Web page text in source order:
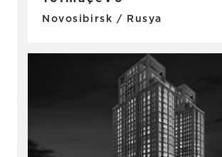
Novosibirsk / Rusya